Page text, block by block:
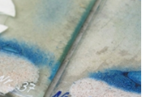
GAVEKORT
OM